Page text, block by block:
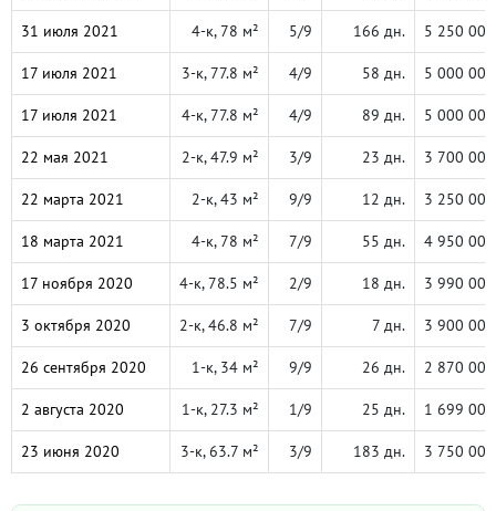
31 июля 2021 4-к, 78 м² 5/9 166 дн. 5 250 000
17 июля 2021 3-к, 77.8 м² 4/9 58 дн. 5 000 000
17 июля 2021 4-к, 77.8 м² 4/9 89 дн. 5 000 000
22 мая 2021 2-к, 47.9 м² 3/9 23 дн. 3 700 000
22 марта 2021 2-к, 43 м² 9/9 12 дн. 3 250 000
18 марта 2021 4-к, 78 м² 7/9 55 дн. 4 950 000
17 ноября 2020 4-к, 78.5 м² 2/9 18 дн. 3 990 000
3 октября 2020 2-к, 46.8 м² 7/9 7 дн. 3 900 000
26 сентября 2020 1-к, 34 м² 9/9 26 дн. 2 870 000
2 августа 2020 1-к, 27.3 м² 1/9 25 дн. 1 699 000
23 июня 2020 3-к, 63.7 м² 3/9 183 дн. 3 750 000